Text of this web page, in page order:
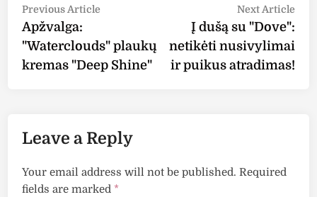
Post
navigation
Previous Article
Apžvalga:
"Waterclouds" plaukų
kremas "Deep Shine"
Next Article
Į dušą su "Dove":
netikėti nusivylimai
ir puikus atradimas!
Leave a Reply
Your email address will not be published. Required
fields are marked *